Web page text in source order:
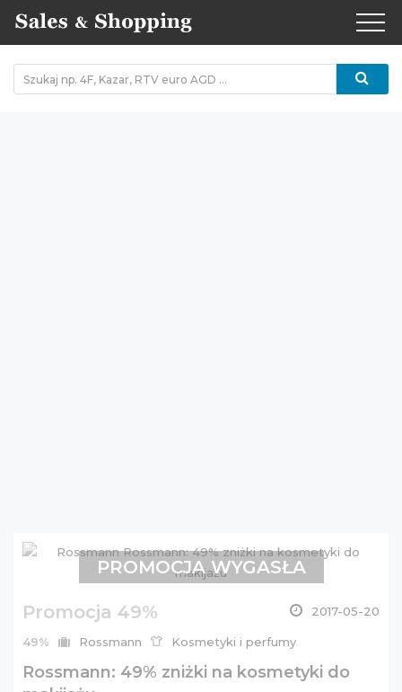
Promocja 49% 2017-05-20
49% Rossmann Kosmetyki i perfumy
Rossmann: 49% zniżki na kosmetyki do
PROMOCJA WYGASŁA